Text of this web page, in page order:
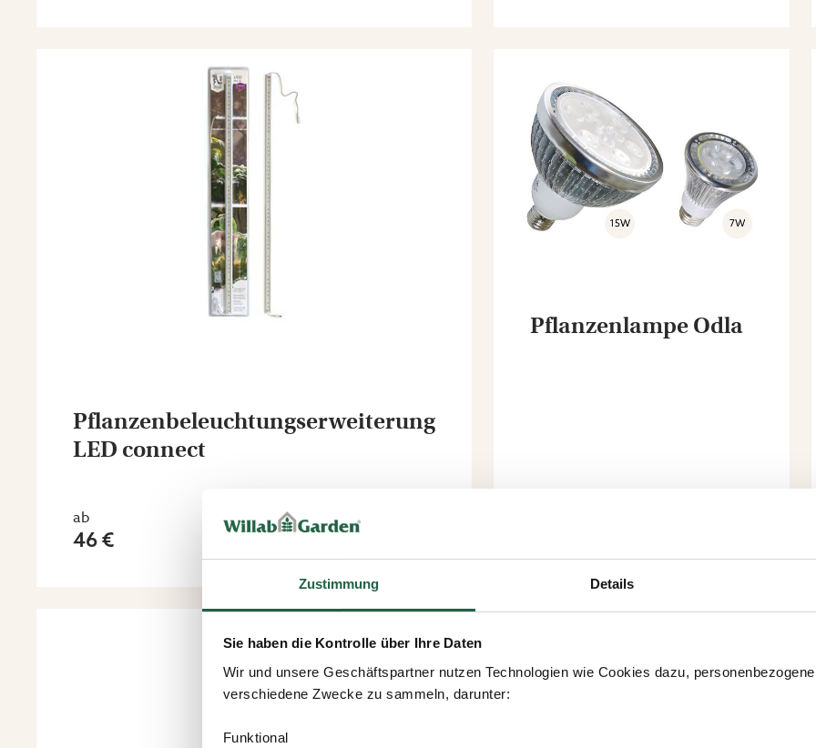
Zustimmung Details
Sie haben die Kontrolle über Ihre Daten
Wir und unsere Geschäftspartner nutzen Technologien wie Cookies dazu,
verschiedene Zwecke zu sammeln, darunter:
Funktional
Pflanzenbeleuchtungserweiterung
LED connect
ab
46 €
Pflanzenlampe Odla